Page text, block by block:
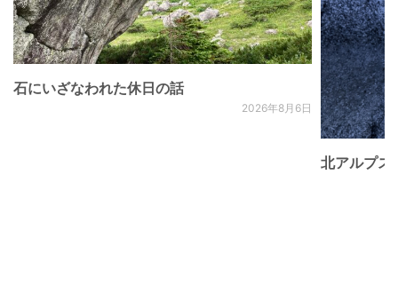
石にいざなわれた休日の話
2026年8月6日
北アルプ